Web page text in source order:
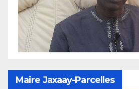
Maire Jaxaay-Parcelles